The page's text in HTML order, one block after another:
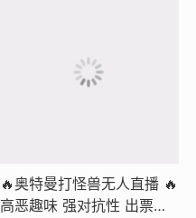
🔥奥特曼打怪兽无人直播 ​🔥
高恶趣味 强对抗性 出票数